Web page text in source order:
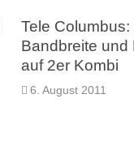
Tele Columbus:
Bandbreite und
auf 2er Kombi
6. August 2011